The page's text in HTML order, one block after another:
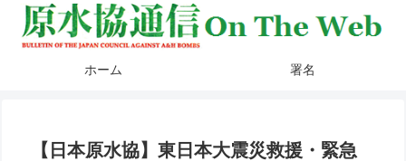
ホーム 署名
【日本原水協】東日本大震災救援・緊急